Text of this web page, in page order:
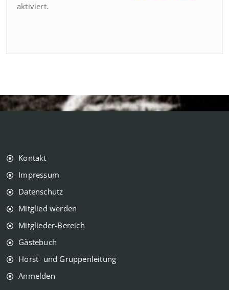
aktiviert.
Kontakt
Impressum
Datenschutz
Mitglied werden
Mitglieder-Bereich
Gästebuch
Horst- und Gruppenleitung
Anmelden